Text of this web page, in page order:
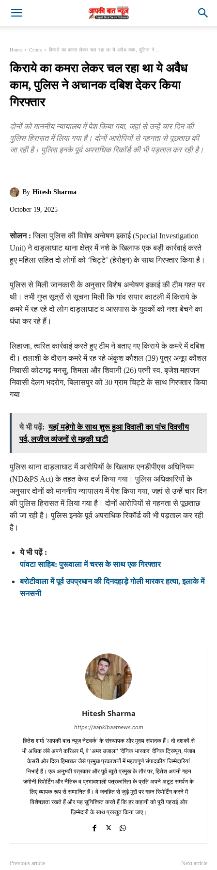
Home Crime किराये का कमरा लेकर चल रहा था ये अवैध काम, पुलिस ने...
किराये का कमरा लेकर चल रहा था ये अवैध
काम, पुलिस ने अचानक दबिश देकर किया
गिरफ्तार
दोनों को माननीय न्यायालय में पेश किया गया, जहां से उन्हें चार दिन की
पुलिस हिरासत में लिया गया है। दोनों आरोपियों से गहनता से पूछताछ की
जा रही है। पुलिस इनके पूर्व अपराधिक रिकॉर्ड की भी पड़ताल कर रही है।
By Hitesh Sharma
October 19, 2025
सोलन : जिला पुलिस की विशेष अन्वेषण इकाई (Special Investigation
Unit) ने दाड़लाघाट थाना क्षेत्र में नशे के खिलाफ एक बड़ी कार्रवाई करते
हुए महिला सहित दो लोगों को ‘चिट्टे’ (हेरोइन) के साथ गिरफ्तार किया है।
पुलिस से मिली जानकारी के अनुसार विशेष अन्वेषण इकाई की टीम गश्त पर
थी। तभी गुप्त सूत्रों से सूचना मिली कि गांव सयार काटली में किराये के
कमरे में रह रहे दो लोग दाड़लाघाट व आसपास के युवकों को नशा बेचने का
धंधा कर रहे हैं।
लिहाजा, त्वरित कार्रवाई करते हुए टीम ने बताए गए किराये के कमरे में दबिश
दी। तलाशी के दौरान कमरे में रह रहे अंकुश कौशल (39) पुत्र अनूप कौशल
निवासी कोटगढ़ मनसु, शिमला और शिवानी (26) पत्नी स्व. बृजेश महाजन
निवासी देलग भदरोग, बिलासपुर को 30 ग्राम चिट्टे के साथ गिरफ्तार किया
गया।
ये भी पढ़ें: यहां मड़ेगो के साथ शुरू हुआ दिवाली का पांच दिवसीय
पर्व, लजीज व्यंजनों से महकी घाटी
पुलिस थाना दाड़लाघाट में आरोपियों के खिलाफ एनडीपीएस अधिनियम
(ND&PS Act) के तहत केस दर्ज किया गया। पुलिस अधिकारियों के
अनुसार दोनों को माननीय न्यायालय में पेश किया गया, जहां से उन्हें चार दिन
की पुलिस हिरासत में लिया गया है। दोनों आरोपियों से गहनता से पूछताछ
की जा रही है। पुलिस इनके पूर्व अपराधिक रिकॉर्ड की भी पड़ताल कर रही
है।
ये भी पढ़ें :
पांवटा साहिब: पुरूवाला में चरस के साथ एक गिरफ्तार
बरोटीवाला में पूर्व उपप्रधान की दिनदहाड़े गोली मारकर हत्या, इलाके में
सनसनी
Hitesh Sharma
https://aapkibaatnews.com
हितेश शर्मा 'आपकी बात न्यूज़ नेटवर्क' के संस्थापक और मुख्य संपादक हैं। दो दशकों से
भी अधिक लंबे अपने करिअर में, वे 'अमर उजाला' 'दैनिक भास्कर' दैनिक ट्रिब्यून, पंजाब
केसरी और दिव्य हिमाचल जैसे प्रमुख प्रकाशनों में महत्वपूर्ण संपादकीय जिम्मेदारियां
निभाई हैं। एक अनुभवी पत्रकार और पूर्व ब्यूरो प्रमुख के तौर पर, हितेश अपनी गहन
ज़मीनी रिपोर्टिंग और नैतिक व प्रभावशाली पत्रकारिता के प्रति अपने अटूट समर्पण के
लिए व्यापक रूप से सम्मानित हैं। वे जनहित से जुड़े मुद्दों पर गहन रिपोर्टिंग करने में
विशेषज्ञता रखते हैं और यह सुनिश्चित करते हैं कि हर कहानी को पूरी गहराई और
ज़िम्मेदारी के साथ प्रस्तुत किया जाए।
Previous article Next article